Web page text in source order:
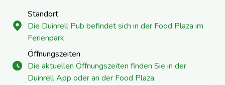
Standort
Die Duinrell Pub befindet sich in der Food Plaza im
Ferienpark.
Öffnungszeiten
Die aktuellen Öffnungszeiten finden Sie in der
Duinrell App oder an der Food Plaza.